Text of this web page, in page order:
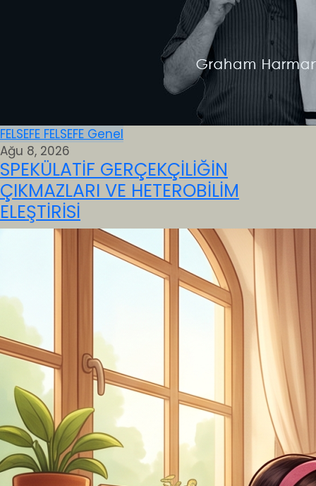
FELSEFE FELSEFE Genel
Ağu 8, 2026
SPEKÜLATİF GERÇEKÇİLİĞİN
ÇIKMAZLARI VE HETEROBİLİM
ELEŞTİRİSİ